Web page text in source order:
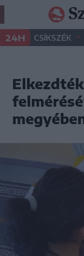
24H CSÍKSZÉK •